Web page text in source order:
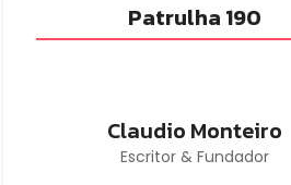
Patrulha 190
Claudio Monteiro
Escritor & Fundador